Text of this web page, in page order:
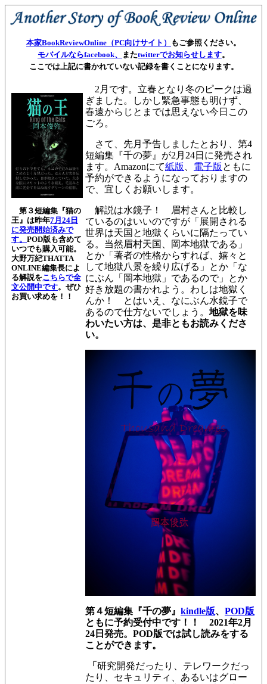
本家BookReviewOnline（PC向けサイト）
もご参照ください。
モバイルならfacebook、
またtwitterでお知らせします。
ここでは上記に書かれていない記録を書くことになります。
第３短編集『猫の
王』は昨年7月24日
に発売開始済みで
す。 POD版も含めて
いつでも購入可能。
大野万紀THATTA
ONLINE編集長によ
る解説をこちらで全
文公開中です。 ぜひ
お買い求めを！！
2月です。立春となり冬のピークは過
ぎました。しかし緊急事態も明けず、
春遠からじとまでは思えない今日この
ごろ。
さて、先月予告しましたとおり、第4
短編集『千の夢』が2月24日に発売され
ます。Amazonにて紙版 、 電子版 ともに
予約ができるようになっておりますの
で、宜しくお願いします。
解説は水鏡子！ 眉村さんと比較し
ているのはいいのですが「展開される
世界は天国と地獄くらいに隔たってい
る。当然眉村天国、岡本地獄である」
とか「著者の性格からすれば、嬉々と
して地獄八景を繰り広げる」とか「な
にぶん「岡本地獄」であるので」とか
好き放題の書かれよう。わしは地獄く
んか！
とはいえ、なにぶん水鏡子で
あるので仕方ないでしょう。 地獄を味
わいたい方は、是非ともお読みくださ
い。
第４短編集『千の夢』 kindle版、 POD版
ともに予約受付中です！！ 2021年2月
24日発売。POD版では試し読みをする
ことができます。
「 研究開発だったり、テレワークだっ
たり、セキュリティ、あるいはグロー